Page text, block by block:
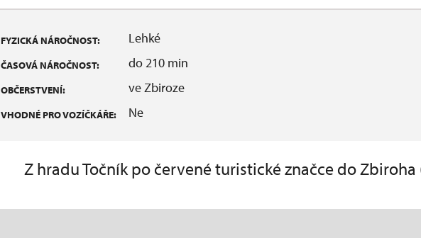
FYZICKÁ NÁROČNOST: Lehké
ČASOVÁ NÁROČNOST: do 210 min
OBČERSTVENÍ: ve Zbiroze
VHODNÉ PRO VOZÍČKÁŘE: Ne
Z hradu Točník po červené turistické značce do Zbiroha